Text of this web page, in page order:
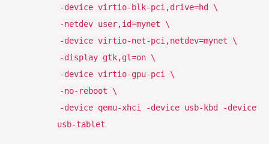
-device virtio- blk-pci ,drive=hd \
-netdev user,id=mynet \
-device virtio-net-pci ,netdev=mynet \
-display gtk,gl=on \
-device virtio-gpu-pci \
-no- reboot
\
-device qemu-xhci -device usb- kbd -device
usb-tablet